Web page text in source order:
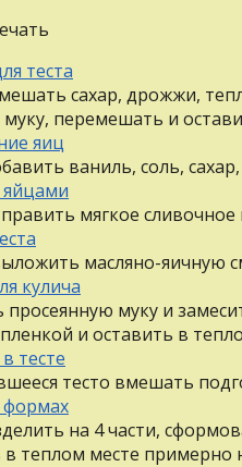
сахар, дрожжи,
муку, перемешать и
ваниль, соль,
мягкое
масляно-яичную
муку и
и оставить в
тесто вмешать
на 4 части,
теплом месте примерно